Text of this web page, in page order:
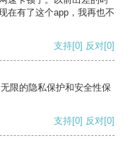
在有了这个app，我再也不
支持[0] 反对[0]
限的隐私保护和安全性保
支持[0] 反对[0]